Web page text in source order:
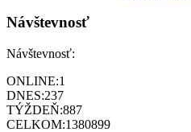
Návštevnosť
Návštevnosť:
ONLINE:1
DNES:237
TÝŽDEŇ:887
CELKOM:1380899